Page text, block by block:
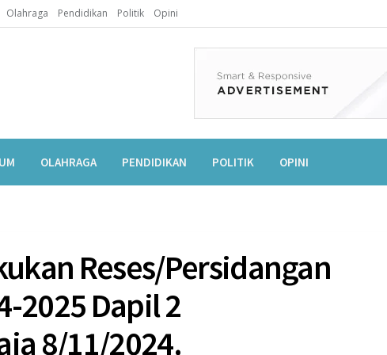
Olahraga Pendidikan Politik Opini
OLAHRAGA PENDIDIKAN POLITIK OPINI
Reses/Persidangan
2025 Dapil 2
8/11/2024.